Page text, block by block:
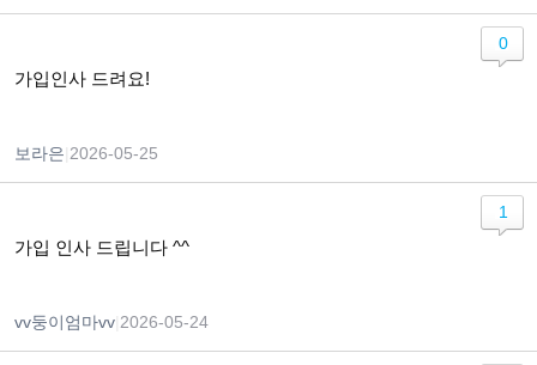
가입인사 드려요!
보라은 2026-05-25
0
가입 인사 드립니다 ^^
vv둥이엄마vv 2026-05-24
1